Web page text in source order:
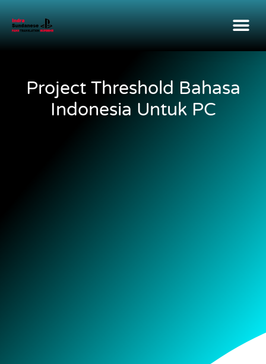
Project Threshold Bahasa
Indonesia Untuk PC